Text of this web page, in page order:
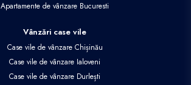
Apartamente de vânzare Bucuresti
Vânzări case vile
Case vile de vânzare Chișinău
Case vile de vânzare Ialoveni
Case vile de vânzare Durlești